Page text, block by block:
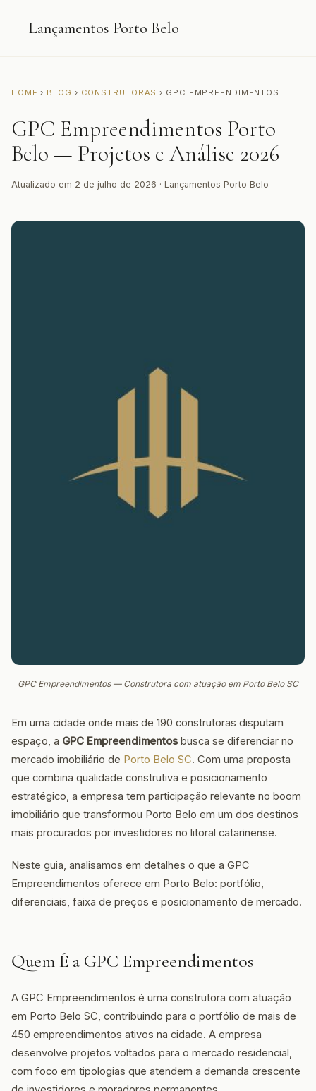
Lançamentos Porto Belo
HOME › BLOG › CONSTRUTORAS › GPC EMPREENDIMENTOS
GPC Empreendimentos Porto
Belo — Projetos e Análise 2026
Atualizado em 2 de julho de 2026 · Lançamentos Porto Belo
GPC Empreendimentos — Construtora com atuação em Porto Belo SC
Em uma cidade onde mais de 190 construtoras disputam
espaço, a GPC Empreendimentosbusca se diferenciar no
mercado imobiliário de Porto Belo SC. Com uma proposta
que combina qualidade construtiva e posicionamento
estratégico, a empresa tem participação relevante no boom
imobiliário que transformou Porto Belo em um dos destinos
mais procurados por investidores no litoral catarinense.
Neste guia, analisamos em detalhes o que a GPC
Empreendimentos oferece em Porto Belo: portfólio,
diferenciais, faixa de preços e posicionamento de mercado.
Quem É a GPC Empreendimentos
A GPC Empreendimentos é uma construtora com atuação
em Porto Belo SC, contribuindo para o portfólio de mais de
450 empreendimentos ativos na cidade. A empresa
desenvolve projetos voltados para o mercado residencial,
com foco em tipologias que atendem a demanda crescente